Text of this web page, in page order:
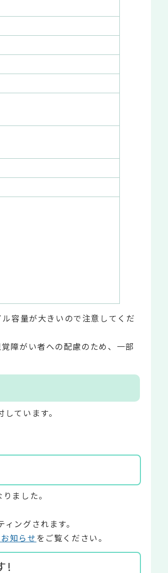
容量が大きいので注意してくだ
障がい者への配慮のため、一部
ています。
ました。
ングされます。
知らせをご覧ください。
!